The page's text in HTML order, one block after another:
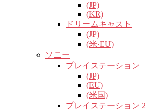
(JP)
(KR)
ドリームキャスト
(JP)
(米·EU)
ソニー
プレイステーション
(JP)
(EU)
(米国)
プレイステーション 2